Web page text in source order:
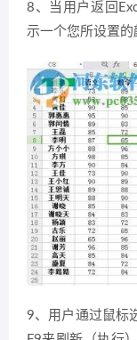
8、当用户返回
示一个您所设置的
9、用户通过鼠标